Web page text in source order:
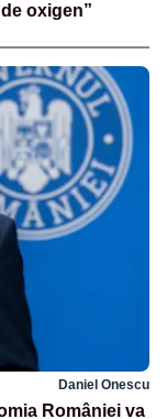
oxigen”
Daniel Onescu
României va